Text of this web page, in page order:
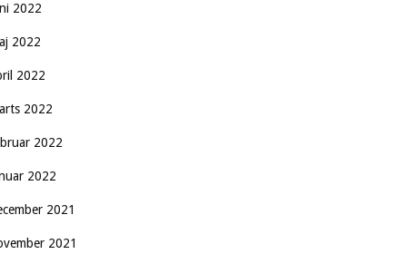
2022
2022
2022
2022
2022
2022
2021
2021